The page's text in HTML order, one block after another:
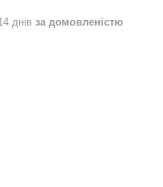
днів за домовленістю